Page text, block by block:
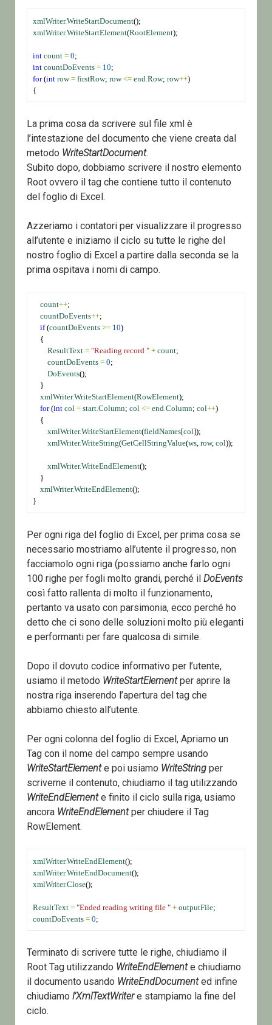
xmlWriter.WriteStartDocument();
xmlWriter.WriteStartElement(RootElement);
int count = 0;
int countDoEvents = 10;
for (int row = firstRow; row <= end .Row; row++)
{
La prima cosa da scrivere sul file xml è
l’intestazione del documento che viene creata dal
metodo WriteStartDocument.
Subito dopo, dobbiamo scrivere il nostro elemento
Root ovvero il tag che contiene tutto il contenuto
del foglio di Excel.
Azzeriamo i contatori per visualizzare il progresso
all’utente e iniziamo il ciclo su tutte le righe del
nostro foglio di Excel a partire dalla seconda se la
prima ospitava i nomi di campo.
count++;
countDoEvents++;
if (countDoEvents >= 10)
    {
ResultText = "Reading record " + count;
countDoEvents = 0;
DoEvents();
    }
xmlWriter.WriteStartElement(RowElement);
for (int col = start.Column; col <= end.Column; col++)
    {
xmlWriter.WriteStartElement(fieldNames[col]);
xmlWriter.WriteString(GetCellStringValue(ws, row, col));
xmlWriter.WriteEndElement();
    }
xmlWriter.WriteEndElement();
}
Per ogni riga del foglio di Excel, per prima cosa se
necessario mostriamo all’utente il progresso, non
facciamolo ogni riga (possiamo anche farlo ogni
100 righe per fogli molto grandi, perché il DoEvents
così fatto rallenta di molto il funzionamento,
pertanto va usato con parsimonia, ecco perché ho
detto che ci sono delle soluzioni molto più eleganti
e performanti per fare qualcosa di simile.
Dopo il dovuto codice informativo per l’utente,
usiamo il metodo WriteStartElementper aprire la
nostra riga inserendo l’apertura del tag che
abbiamo chiesto all’utente.
Per ogni colonna del foglio di Excel, Apriamo un
Tag con il nome del campo sempre usando
WriteStartElemente poi usiamo WriteStringper
scriverne il contenuto, chiudiamo il tag utilizzando
WriteEndElemente finito il ciclo sulla riga, usiamo
ancora WriteEndElementper chiudere il Tag
RowElement.
xmlWriter.WriteEndElement();
xmlWriter.WriteEndDocument();
xmlWriter.Close();
ResultText = "Ended reading writing file " + outputFile;
countDoEvents = 0;
Terminato di scrivere tutte le righe, chiudiamo il
Root Tag utilizzando WriteEndElemente chiudiamo
il documento usando WriteEndDocumented infine
chiudiamo l’XmlTextWritere stampiamo la fine del
ciclo.